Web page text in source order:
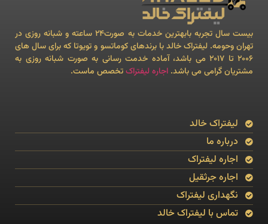
بیست سال تجربه بابهترین خدمات به صورت24 ساعته و شبانه روزی در
تهران وحومه. لیفتراک خالد با برندهای کوماتسو و تویوتا که برای سال های
۲۰۰۶ تا ۲۰۱۷ می باشد، آماده خدمت رسانی به صورت شبانه روزی به
مشتریان گرامی می باشد. اجاره لیفتراکتخصص ماست.
لیفتراک خالد
درباره ما
اجاره لیفتراک
اجاره جرثقیل
نگهداری لیفتراک
تماس با لیفتراک خالد